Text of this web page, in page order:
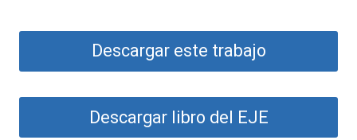
Descargar este trabajo
Descargar libro del EJE